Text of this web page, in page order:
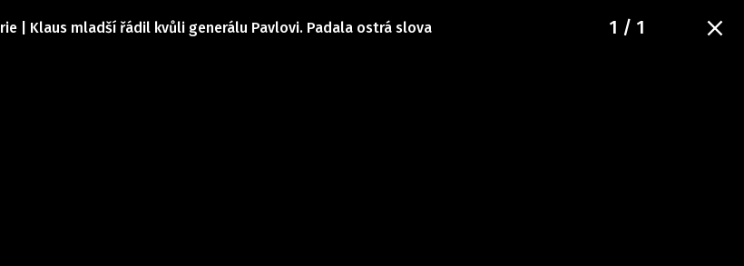
| Klaus mladší řádil kvůli generálu Pavlovi. Padala ostrá slova 1 / 1